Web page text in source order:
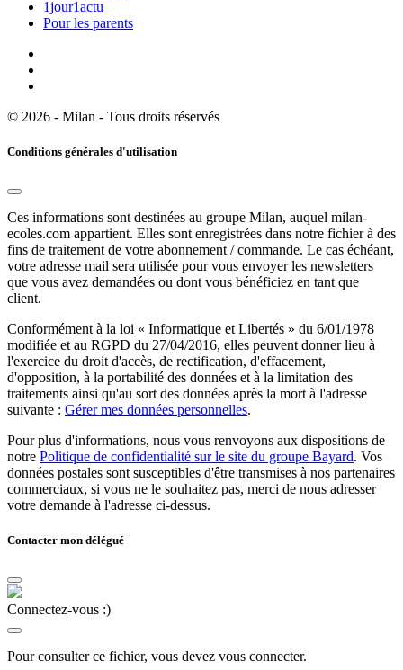
1jour1actu
Pour les parents
© 2026 - Milan - Tous droits réservés
Conditions générales d'utilisation
Ces informations sont destinées au groupe Milan, auquel milan-
ecoles.com appartient. Elles sont enregistrées dans notre fichier à des
fins de traitement de votre abonnement / commande. Le cas échéant,
votre adresse mail sera utilisée pour vous envoyer les newsletters
que vous avez demandées ou dont vous bénéficiez en tant que
client.
Conformément à la loi « Informatique et Libertés » du 6/01/1978
modifiée et au RGPD du 27/04/2016, elles peuvent donner lieu à
l'exercice du droit d'accès, de rectification, d'effacement,
d'opposition, à la portabilité des données et à la limitation des
traitements ainsi qu'au sort des données après la mort à l'adresse
suivante : Gérer mes données personnelles.
Pour plus d'informations, nous vous renvoyons aux dispositions de
notre Politique de confidentialité sur le site du groupe Bayard. Vos
données postales sont susceptibles d'être transmises à nos partenaires
commerciaux, si vous ne le souhaitez pas, merci de nous adresser
votre demande à l'adresse ci-dessus.
Contacter mon délégué
Connectez-vous :)
Pour consulter ce fichier, vous devez vous connecter.